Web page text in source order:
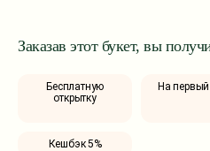
Заказав этот букет, вы
Бесплатную
открытку
На первый
Кешбэк 5%